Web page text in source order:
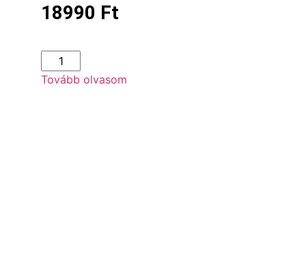
18990 Ft
Tovább olvasom